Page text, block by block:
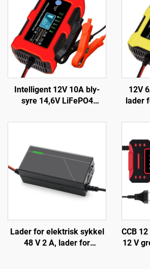
Intelligent 12V 10A bly-
syre 14,6V LiFePO4
pulsreparasjon for 12 volt
sertifisert elektrisk type
12V
lader
LED-
Lader for elektrisk sykkel
48 V 2 A, lader for
CCB
12 V